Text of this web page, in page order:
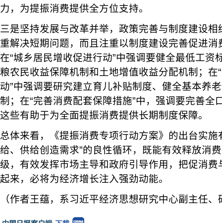
力，为提振消费提供全方位支持。
三是坚持发展与改革并举，政策完善与制度建设
重解决短期问题，而且注重以制度建设完善促进
在“城乡居民增收促进行动”中强调要健全最低工资
粮农民收益保障机制和土地增值收益分配机制；在
动”中强调要研究建立育儿补贴制度、健全基本养
制；在“完善消费配套保障措施”中，强调要完善全
这些有助于为全面提振消费提供长期制度保障。
总体来看，《提振消费专项行动方案》的出台实施
给、供给创造需求”的良性循环，既能有效释放消
级，有效发挥市场主导和政府引导作用，把促消
起来，必将为经济增长注入强劲动能。
（作者王蕴，系习近平经济思想研究中心副主任、